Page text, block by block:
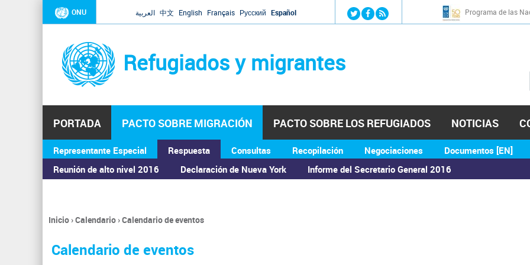
Jump to navigation
ONU العربية 中文 English Français Русский Español Programa de las
Refugiados y migrantes
PORTADA PACTO SOBRE MIGRACIÓN
Representante Especial
Respuesta
Reunión de alto nivel 2016
Declaración de Nueva York Informe del Secretario General 2016
Consultas Recopilación Negociaciones Documentos [EN]
PACTO SOBRE LOS REFUGIADOS NOTICIAS
ASAMBLEA GENERAL
Se
encuentra
usted
Inicio›Calendario›Calendario de eventos
Calendario de eventos